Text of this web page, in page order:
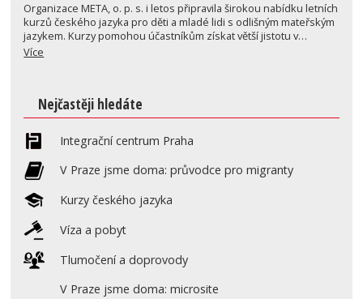
Organizace META, o. p. s. i letos připravila širokou nabídku letních
kurzů českého jazyka pro děti a mladé lidi s odlišným mateřským
jazykem. Kurzy pomohou účastníkům získat větší jistotu v…
Více
Nejčastěji hledáte
Integrační centrum Praha
V Praze jsme doma: průvodce pro migranty
Kurzy českého jazyka
Víza a pobyt
Tlumočení a doprovody
V Praze jsme doma: microsite